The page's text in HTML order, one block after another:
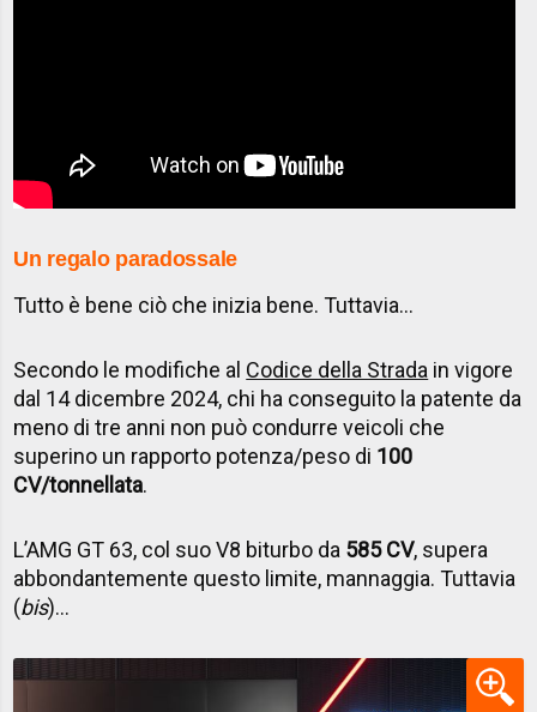
Un regalo paradossale
Tutto è bene ciò che inizia bene. Tuttavia...
Secondo le modifiche al Codice della Strada in vigore
dal 14 dicembre 2024, chi ha conseguito la patente da
meno di tre anni non può condurre veicoli che
superino un rapporto potenza/peso di 100
CV/tonnellata.
L’AMG GT 63, col suo V8 biturbo da 585 CV, supera
abbondantemente questo limite, mannaggia. Tuttavia
(bis)...